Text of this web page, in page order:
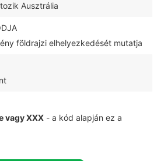
Ausztrália
földrajzi elhelyezkedését mutatja
vagy XXX - a kód alapján ez a